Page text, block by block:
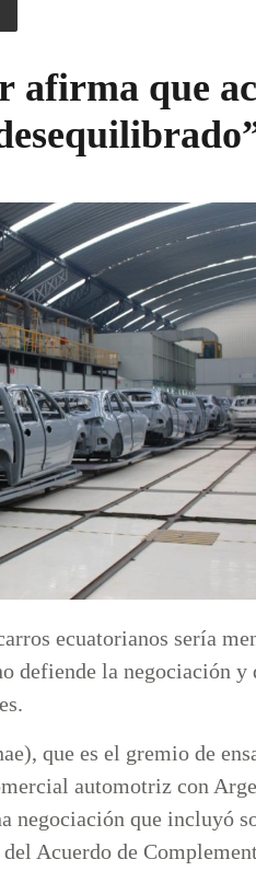
afirma que
ecuatorianos sería
defiende la negociación y
que es el gremio de
automotriz con
negociación que incluyó
Acuerdo de